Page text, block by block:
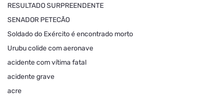
RESULTADO SURPREENDENTE
SENADOR PETECÃO
Soldado do Exército é encontrado morto
Urubu colide com aeronave
acidente com vítima fatal
acidente grave
acre